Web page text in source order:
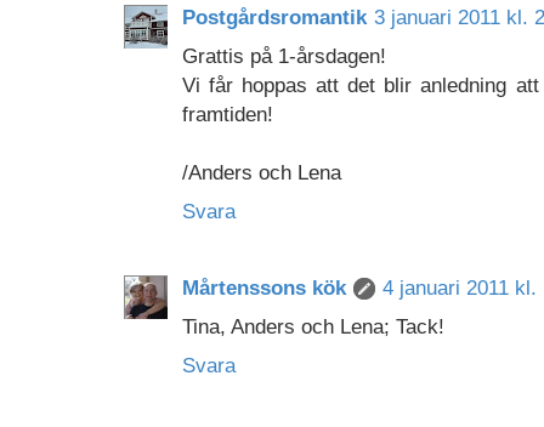
Postgårdsromantik 3 januari 2011 kl.
Grattis på 1-årsdagen!
Vi får hoppas att det blir anledning
framtiden!
/Anders och Lena
Svara
Mårtenssons kök
4 januari 2011 kl.
Tina, Anders och Lena; Tack!
Svara